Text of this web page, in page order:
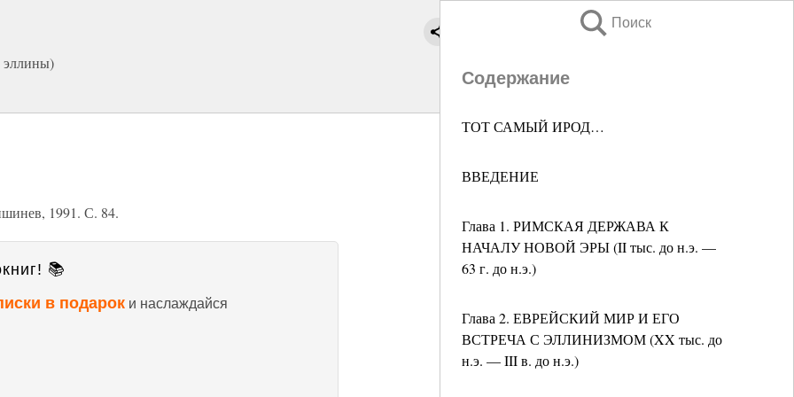
Поиск
Содержание
ТОТ САМЫЙ ИРОД…
ВВЕДЕНИЕ
Глава 1. РИМСКАЯ ДЕРЖАВА К
НАЧАЛУ НОВОЙ ЭРЫ (II тыс. до н.э. —
63 г. до н.э.)
Глава 2. ЕВРЕЙСКИЙ МИР И ЕГО
ВСТРЕЧА С ЭЛЛИНИЗМОМ (XX тыс. до
н.э. — III в. до н.э.)
1991. С. 84.
📚
в подарок и наслаждайся